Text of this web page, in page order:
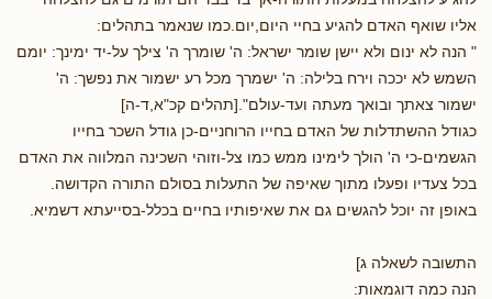
אליו שואף האדם להגיע בחיי היום,יום.כמו שנאמר בתהלים:
" הנה לא ינום ולא יישן שומר ישראל: ה' שומרך ה' צילך על-יד ימינך: יומם
השמש לא יככה וירח בלילה: ה' ישמרך מכל רע ישמור את נפשך: ה'
ישמור צאתך ובואך מעתה ועד-עולם".[תהלים קכ"א,ד-ה]
כגודל ההשתדלות של האדם בחייו הרוחניים-כן גודל השכר בחייו
הגשמים-כי ה' הולך לימינו ממש כמו צל-וזוהי השכינה המלווה את האדם
בכל צעדיו ופעלו מתוך שאיפה של התעלות בסולם התורה הקדושה.
באופן זה יוכל להגשים גם את שאיפותיו בחיים בכלל-בסייעתא דשמיא.
התשובה לשאלה ג]
הנה כמה דוגמאות: